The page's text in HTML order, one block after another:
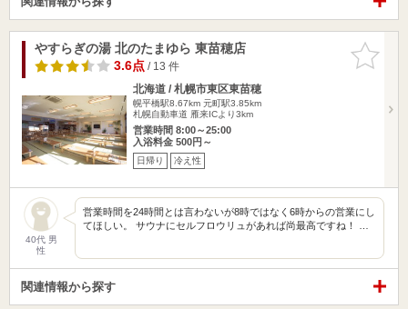
お気に入
りに追加
やすらぎの湯 北のたまゆら 東苗穂店
3.6点/ 13 件
北海道 / 札幌市東区東苗穂
幌平橋駅8.67km 元町駅3.85km
札幌自動車道 雁来ICより3km
営業時間 8:00～25:00
入浴料金 500円～
日帰り 冷え性
40代 男
性
営業時間を24時間とは言わないが8時ではなく6時からの営業にし
てほしい。 サウナにセルフロウリュがあれば尚最高ですね！ …
関連情報から探す